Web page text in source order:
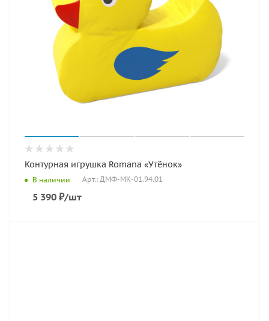
Контурная игрушка Romana «Утёнок»
В наличии Арт.: ДМФ-МК-01.94.01
5 390 ₽/шт